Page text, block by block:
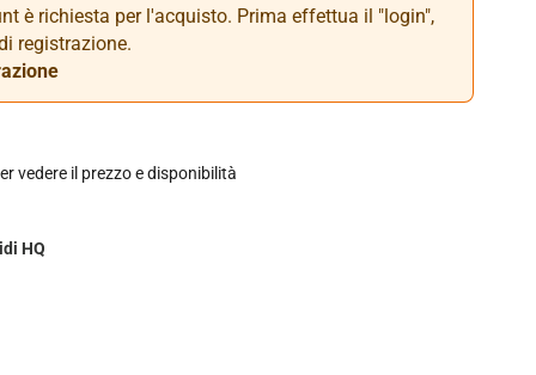
è richiesta per l'acquisto. Prima effettua il "login",
registrazione.
vedere il prezzo e disponibilità
HQ